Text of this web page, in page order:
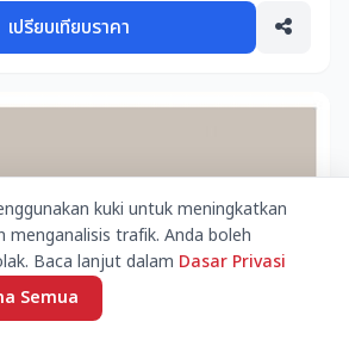
เปรียบเทียบราคา
kuki untuk meningkatkan
menganalisis trafik. Anda boleh
Baca lanjut dalam Dasar Privasi
Semua